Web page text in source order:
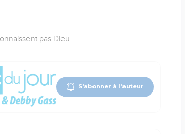
pas Dieu.
S'abonner à l'auteur